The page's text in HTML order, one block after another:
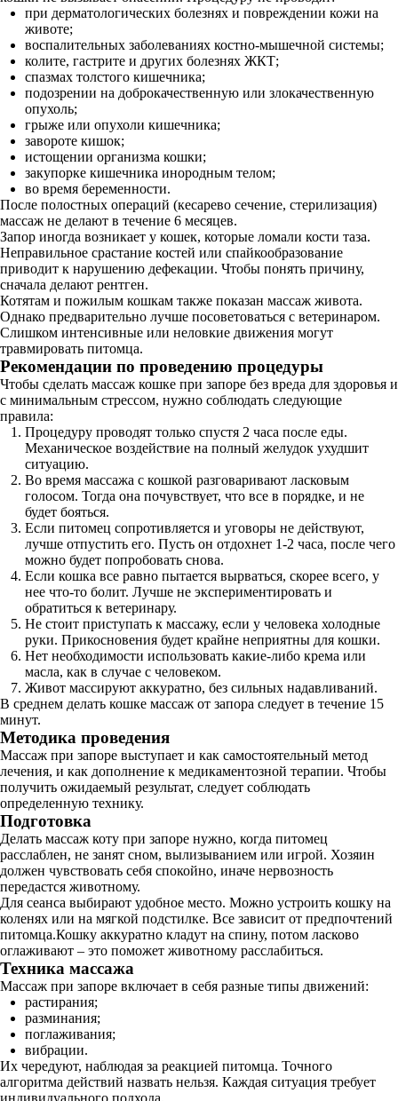
при дерматологических болезнях и повреждении кожи на
животе;
воспалительных заболеваниях костно-мышечной системы;
колите, гастрите и других болезнях ЖКТ;
спазмах толстого кишечника;
подозрении на доброкачественную или злокачественную
опухоль;
грыже или опухоли кишечника;
завороте кишок;
истощении организма кошки;
закупорке кишечника инородным телом;
во время беременности.
После полостных операций (кесарево сечение, стерилизация)
массаж не делают в течение 6 месяцев.
Запор иногда возникает у кошек, которые ломали кости таза.
Неправильное срастание костей или спайкообразование
приводит к нарушению дефекации. Чтобы понять причину,
сначала делают рентген.
Котятам и пожилым кошкам также показан массаж живота.
Однако предварительно лучше посоветоваться с ветеринаром.
Слишком интенсивные или неловкие движения могут
травмировать питомца.
Рекомендации по проведению процедуры
Чтобы сделать массаж кошке при запоре без вреда для здоровья и
с минимальным стрессом, нужно соблюдать следующие
правила:
Процедуру проводят только спустя 2 часа после еды.
Механическое воздействие на полный желудок ухудшит
ситуацию.
Во время массажа с кошкой разговаривают ласковым
голосом. Тогда она почувствует, что все в порядке, и не
будет бояться.
Если питомец сопротивляется и уговоры не действуют,
лучше отпустить его. Пусть он отдохнет 1-2 часа, после чего
можно будет попробовать снова.
Если кошка все равно пытается вырваться, скорее всего, у
нее что-то болит. Лучше не экспериментировать и
обратиться к ветеринару.
Не стоит приступать к массажу, если у человека холодные
руки. Прикосновения будет крайне неприятны для кошки.
Нет необходимости использовать какие-либо крема или
масла, как в случае с человеком.
Живот массируют аккуратно, без сильных надавливаний.
В среднем делать кошке массаж от запора следует в течение 15
минут.
Методика проведения
Массаж при запоре выступает и как самостоятельный метод
лечения, и как дополнение к медикаментозной терапии. Чтобы
получить ожидаемый результат, следует соблюдать
определенную технику.
Подготовка
Делать массаж коту при запоре нужно, когда питомец
расслаблен, не занят сном, вылизыванием или игрой. Хозяин
должен чувствовать себя спокойно, иначе нервозность
передастся животному.
Для сеанса выбирают удобное место. Можно устроить кошку на
коленях или на мягкой подстилке. Все зависит от предпочтений
питомца.Кошку аккуратно кладут на спину, потом ласково
оглаживают – это поможет животному расслабиться.
Техника массажа
Массаж при запоре включает в себя разные типы движений:
растирания;
разминания;
поглаживания;
вибрации.
Их чередуют, наблюдая за реакцией питомца. Точного
алгоритма действий назвать нельзя. Каждая ситуация требует
индивидуального подхода.